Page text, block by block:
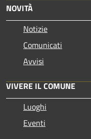
NOVITÀ
Notizie
Comunicati
Avvisi
VIVERE IL COMUNE
Luoghi
Eventi